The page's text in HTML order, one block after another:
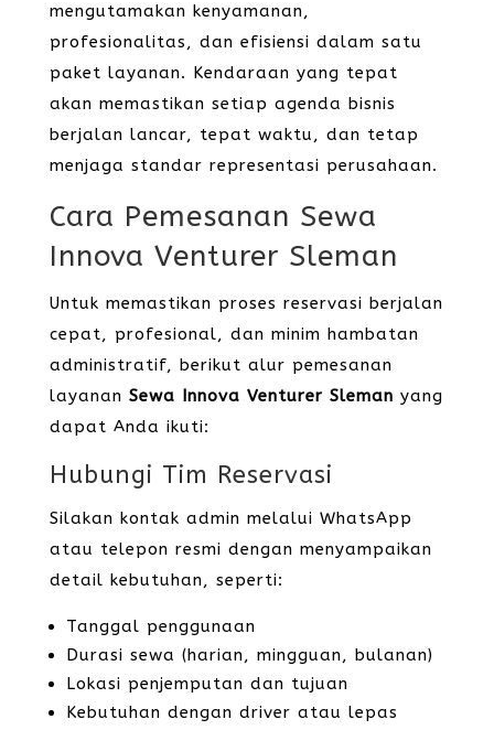
mengutamakan kenyamanan,
profesionalitas, dan efisiensi dalam satu
paket layanan. Kendaraan yang tepat
akan memastikan setiap agenda bisnis
berjalan lancar, tepat waktu, dan tetap
menjaga standar representasi perusahaan.
Cara Pemesanan Sewa
Innova Venturer Sleman
Untuk memastikan proses reservasi berjalan
cepat, profesional, dan minim hambatan
administratif, berikut alur pemesanan
layanan Sewa Innova Venturer Sleman yang
dapat Anda ikuti:
Hubungi Tim Reservasi
Silakan kontak admin melalui WhatsApp
atau telepon resmi dengan menyampaikan
detail kebutuhan, seperti:
Tanggal penggunaan
Durasi sewa (harian, mingguan, bulanan)
Lokasi penjemputan dan tujuan
Kebutuhan dengan driver atau lepas